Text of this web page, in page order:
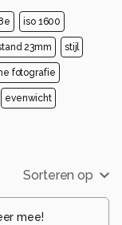
iso 1600
23mm stijl
fotografie
evenwicht
Sorteren op
mee!